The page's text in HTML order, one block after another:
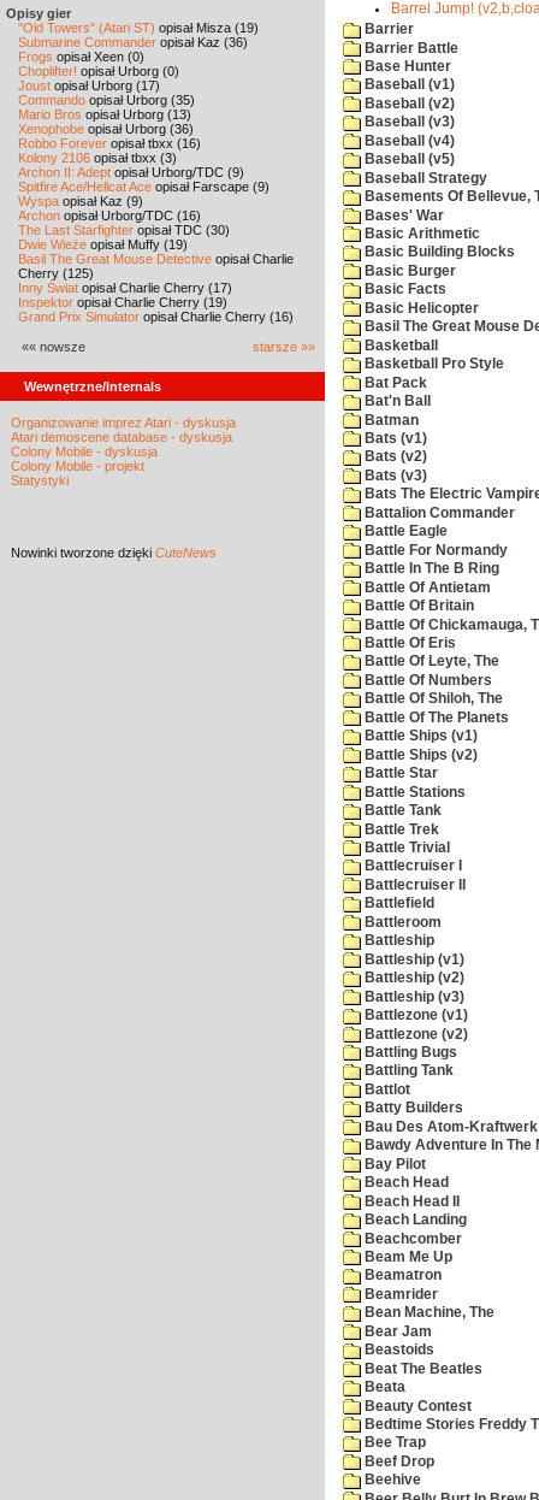
Opisy gier
"Old Towers" (Atari ST) opisał Misza (19)
Submarine Commander opisał Kaz (36)
Frogs opisał Xeen (0)
Choplifter! opisał Urborg (0)
Joust opisał Urborg (17)
Commando opisał Urborg (35)
Mario Bros opisał Urborg (13)
Xenophobe opisał Urborg (36)
Robbo Forever opisał tbxx (16)
Kolony 2106 opisał tbxx (3)
Archon II: Adept opisał Urborg/TDC (9)
Spitfire Ace/Hellcat Ace opisał Farscape (9)
Wyspa opisał Kaz (9)
Archon opisał Urborg/TDC (16)
The Last Starfighter opisał TDC (30)
Dwie Wieże opisał Muffy (19)
Basil The Great Mouse Detective opisał Charlie
Cherry (125)
Inny Świat opisał Charlie Cherry (17)
Inspektor opisał Charlie Cherry (19)
Grand Prix Simulator opisał Charlie Cherry (16)
«« nowsze starsze »»
Wewnętrzne/Internals
Organizowanie imprez Atari - dyskusja
Atari demoscene database - dyskusja
Colony Mobile - dyskusja
Colony Mobile - projekt
Statystyki
Nowinki tworzone dzięki CuteNews
Barrel Jump!
Barrier
Barrier Battle
Base Hunter
Baseball (v1)
Baseball (v2)
Baseball (v3)
Baseball (v4)
Baseball (v5)
Baseball Strategy
Basements Of Bellevue,
Bases' War
Basic Arithmetic
Basic Building Blocks
Basic Burger
Basic Facts
Basic Helicopter
Basil The Great Mouse
Basketball
Basketball Pro Style
Bat Pack
Bat'n Ball
Batman
Bats (v1)
Bats (v2)
Bats (v3)
Bats The Electric
Battalion Commander
Battle Eagle
Battle For Normandy
Battle In The B Ring
Battle Of Antietam
Battle Of Britain
Battle Of Chickamauga,
Battle Of Eris
Battle Of Leyte, The
Battle Of Numbers
Battle Of Shiloh, The
Battle Of The Planets
Battle Ships (v1)
Battle Ships (v2)
Battle Star
Battle Stations
Battle Tank
Battle Trek
Battle Trivial
Battlecruiser I
Battlecruiser II
Battlefield
Battleroom
Battleship
Battleship (v1)
Battleship (v2)
Battleship (v3)
Battlezone (v1)
Battlezone (v2)
Battling Bugs
Battling Tank
Battlot
Batty Builders
Bau Des Atom-Kraftwerk
Bawdy Adventure In The
Bay Pilot
Beach Head
Beach Head II
Beach Landing
Beachcomber
Beam Me Up
Beamatron
Beamrider
Bean Machine, The
Bear Jam
Beastoids
Beat The Beatles
Beata
Beauty Contest
Bedtime Stories Freddy
Bee Trap
Beef Drop
Beehive